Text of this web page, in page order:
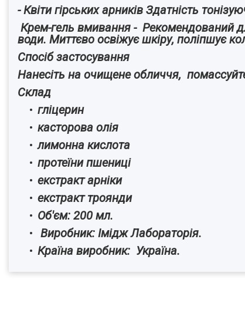
- Квіти гірських арників Здатність
Крем-гель вмивання - Рекомендований
води. Миттєво освіжує шкіру, поліпшує
Спосіб застосування
Нанесіть на очищене обличчя,
Склад
гліцерин
касторова олія
лимонна кислота
протеїни пшениці
екстракт арніки
екстракт троянди
Об'єм: 200 мл.
Виробник: Імідж Лабораторія.
Країна виробник: Україна.